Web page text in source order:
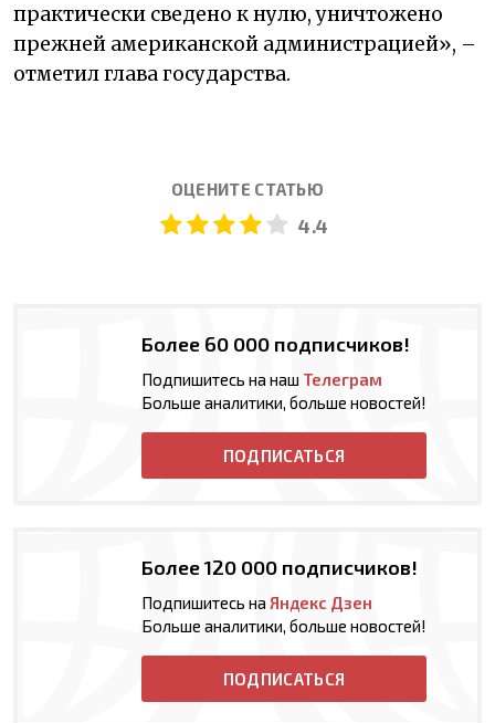
практически сведено к нулю, уничтожено
прежней американской администрацией», –
отметил глава государства.
ОЦЕНИТЕ СТАТЬЮ
4.4
Более 60 000 подписчиков!
Подпишитесь на наш Телеграм
Больше аналитики, больше новостей!
ПОДПИСАТЬСЯ
Более 120 000 подписчиков!
Подпишитесь на Яндекс Дзен
Больше аналитики, больше новостей!
ПОДПИСАТЬСЯ